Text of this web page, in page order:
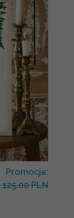
Promocja:
125.00 PLN